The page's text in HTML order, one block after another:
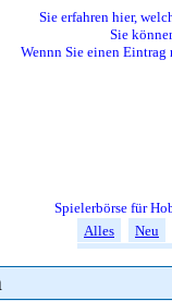
Sie erfahren hier,
Sie
Wennn Sie einen
Spielerbörse für
Alles
Neu